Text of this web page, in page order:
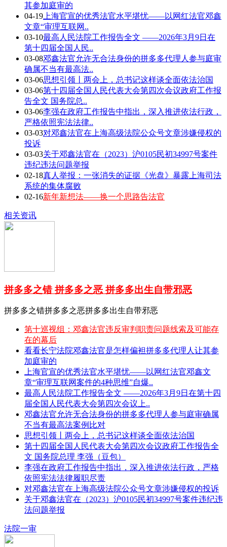
其参加庭审的
04-19 上海官宣的优秀法官水平堪忧——以网红法官邓鑫
文章“审理互联网..
03-10最高人民法院工作报告全文 ——2026年3月9日在
第十四届全国人民..
03-08邓鑫法官允许无合法身份的拼多多代理人参与庭审
确属不当有最高法..
03-06思想引领丨两会上，总书记这样谈全面依法治国
03-06第十四届全国人民代表大会第四次会议政府工作报
告全文 国务院总..
03-06李强在政府工作报告中指出，深入推进依法行政，
严格依照宪法法律..
03-03对邓鑫法官在上海高级法院公众号文章涉嫌侵权的
投诉
03-03关于邓鑫法官在（2023）沪0105民初34997号案件
违纪违法问题举报
02-18真人举报：一张消失的证据《光盘》暴露上海司法
系统的集体腐败
02-16新年新想法——换一个思路告法官
相关资讯
拼多多之错 拼多多之恶 拼多多出生自带邪恶
拼多多之错拼多多之恶拼多多出生自带邪恶
第十巡视组：邓鑫法官违反审判职责问题线索及可能存
在的幕后
看看长宁法院邓鑫法官是怎样偏袒拼多多代理人让其参
加庭审的
上海官宣的优秀法官水平堪忧——以网红法官邓鑫文
章“审理互联网案件的4种思维”自爆..
最高人民法院工作报告全文 ——2026年3月9日在第十四
届全国人民代表大会第四次会议上..
邓鑫法官允许无合法身份的拼多多代理人参与庭审确属
不当有最高法案例比对
思想引领丨两会上，总书记这样谈全面依法治国
第十四届全国人民代表大会第四次会议政府工作报告全
文 国务院总理 李强（豆包）
李强在政府工作报告中指出，深入推进依法行政，严格
依照宪法法律履职尽责
对邓鑫法官在上海高级法院公众号文章涉嫌侵权的投诉
关于邓鑫法官在（2023）沪0105民初34997号案件违纪违
法问题举报
法院一审